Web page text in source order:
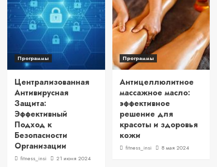
Программы
Централизованная
Антивирусная
Защита:
Эффективный
Подход к
Безопасности
Организации
fitness_insi 21 июня 2024
Программы
Антицеллюлитное
массажное масло:
эффективное
решение для
красоты и здоровья
кожи
fitness_insi 8 мая 2024